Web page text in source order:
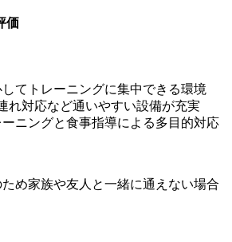
価
てトレーニングに集中できる環境
れ対応など通いやすい設備が充実
ニングと食事指導による多目的対応
め家族や友人と一緒に通えない場合